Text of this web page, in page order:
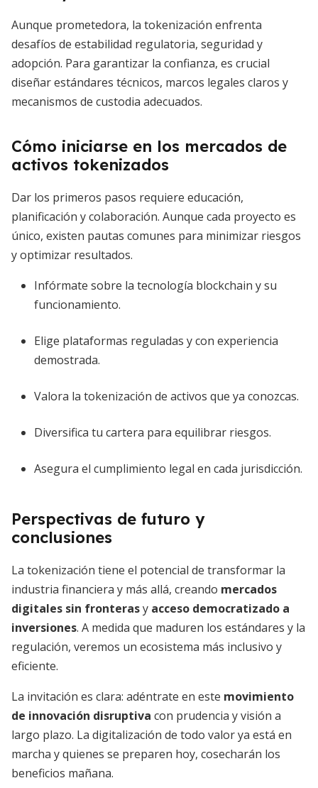
Aunque prometedora, la tokenización enfrenta
desafíos de estabilidad regulatoria, seguridad y
adopción. Para garantizar la confianza, es crucial
diseñar estándares técnicos, marcos legales claros y
mecanismos de custodia adecuados.
Cómo iniciarse en los mercados de
activos tokenizados
Dar los primeros pasos requiere educación,
planificación y colaboración. Aunque cada proyecto es
único, existen pautas comunes para minimizar riesgos
y optimizar resultados.
Infórmate sobre la tecnología blockchain y su
funcionamiento.
Elige plataformas reguladas y con experiencia
demostrada.
Valora la tokenización de activos que ya conozcas.
Diversifica tu cartera para equilibrar riesgos.
Asegura el cumplimiento legal en cada jurisdicción.
Perspectivas de futuro y
conclusiones
La tokenización tiene el potencial de transformar la
industria financiera y más allá, creando mercados
digitales sin fronterasy acceso democratizado a
inversiones. A medida que maduren los estándares y la
regulación, veremos un ecosistema más inclusivo y
eficiente.
La invitación es clara: adéntrate en este movimiento
de innovación disruptiva con prudencia y visión a
largo plazo. La digitalización de todo valor ya está en
marcha y quienes se preparen hoy, cosecharán los
beneficios mañana.